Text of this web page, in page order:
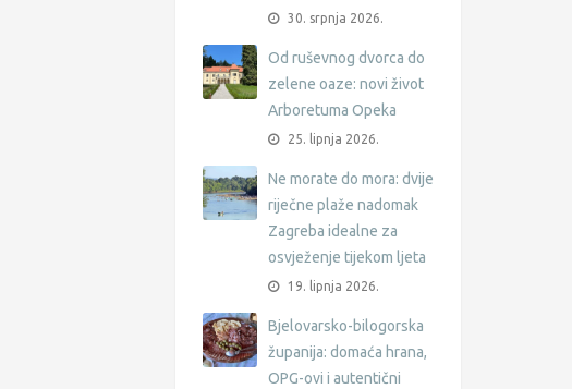
30. srpnja 2026.
Od ruševnog dvorca do
zelene oaze: novi život
Arboretuma Opeka
25. lipnja 2026.
Ne morate do mora: dvije
riječne plaže nadomak
Zagreba idealne za
osvježenje tijekom ljeta
19. lipnja 2026.
Bjelovarsko-bilogorska
županija: domaća hrana,
OPG-ovi i autentični